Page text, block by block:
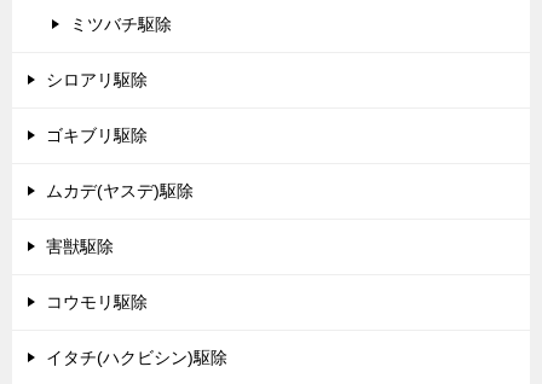
ミツバチ駆除
シロアリ駆除
ゴキブリ駆除
ムカデ(ヤスデ)駆除
害獣駆除
コウモリ駆除
イタチ(ハクビシン)駆除